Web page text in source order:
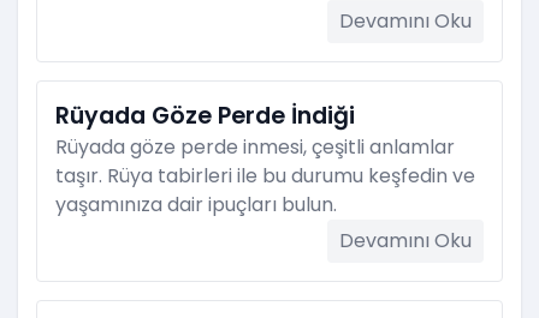
Devamını Oku
Rüyada Göze Perde İndiği
Rüyada göze perde inmesi, çeşitli anlamlar
taşır. Rüya tabirleri ile bu durumu keşfedin ve
yaşamınıza dair ipuçları bulun.
Devamını Oku